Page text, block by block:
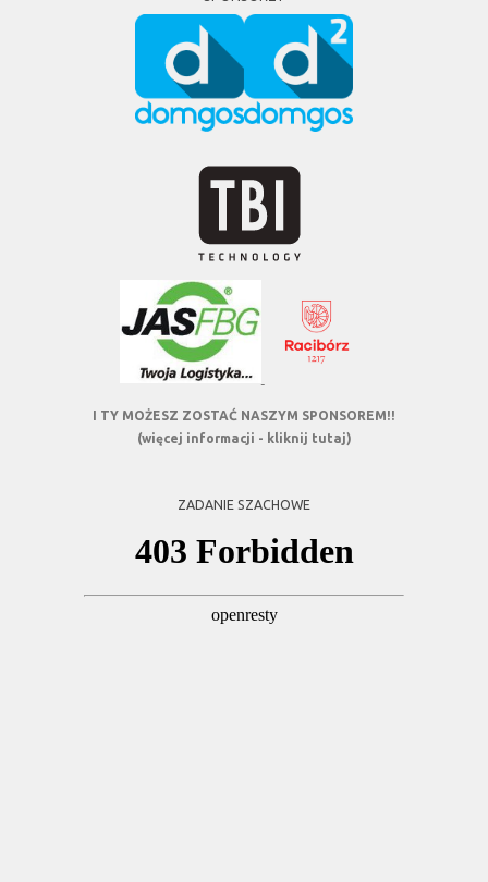
I TY MOŻESZ ZOSTAĆ NASZYM SPONSOREM!!
(więcej informacji - kliknij tutaj)
ZADANIE SZACHOWE